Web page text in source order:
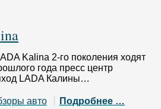
Kalina 2-го поколения ходят
года пресс центр
LADA Калины…
авто Подробнее …